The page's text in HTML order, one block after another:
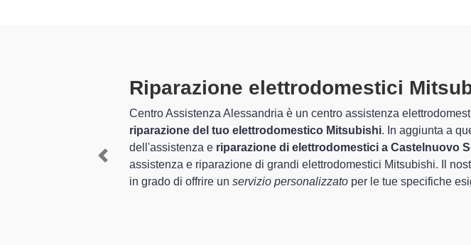
, è
Tecnici Elettrodomestici
altamente preparati
I tecnici specializzati di Centro Assistenza
Scrivia e provincia per quel che riguarda la
mediante il ripristino rapido del corretto funzionamento
In più,i tecnici Mitsubishi specializzatidi Centro
Previous